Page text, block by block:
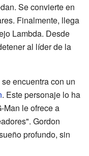
Se convierte en
Finalmente, llega
Lambda. Desde
al líder de la
encuentra con un
. Este personaje lo ha
Man le ofrece a
Gordon
profundo, sin